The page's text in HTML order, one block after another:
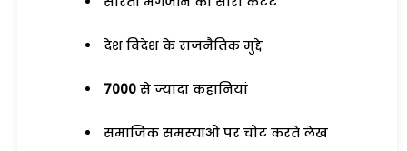
देश विदेश के राजनैतिक मुद्दे
7000 से ज्यादा कहानियां
समाजिक समस्याओं पर चोट करते लेख